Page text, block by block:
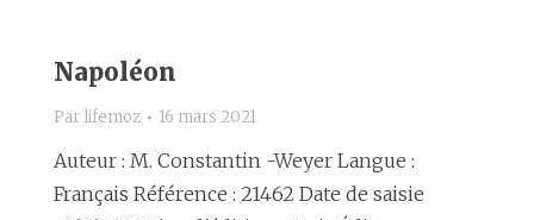
Napoléon
Par lifemoz 16 mars 2021
Auteur : M. Constantin -Weyer Langue :
Français Référence : 21462 Date de saisie